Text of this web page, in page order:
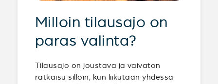
Milloin tilausajo on
paras valinta?
Tilausajo on joustava ja vaivaton
ratkaisu silloin, kun liikutaan yhdessä